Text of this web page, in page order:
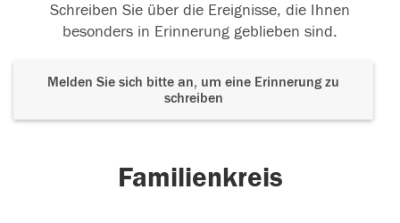
Schreiben Sie über die Ereignisse, die Ihnen
besonders in Erinnerung geblieben sind.
Melden Sie sich bitte an, um eine Erinnerung zu
schreiben
Familienkreis